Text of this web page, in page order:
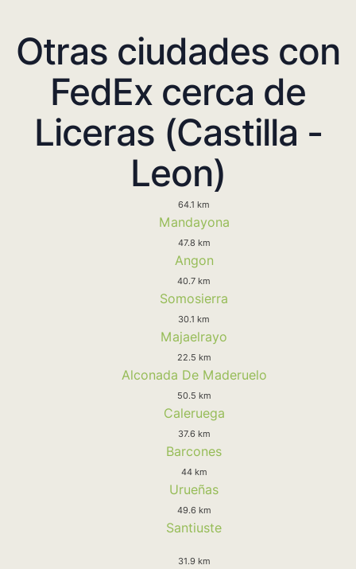
Otras ciudades con
FedEx cerca de
Liceras (Castilla -
Leon)
64.1 km
Mandayona
47.8 km
Angon
40.7 km
Somosierra
30.1 km
Majaelrayo
22.5 km
Alconada De Maderuelo
50.5 km
Caleruega
37.6 km
Barcones
44 km
Urueñas
49.6 km
Santiuste
31.9 km